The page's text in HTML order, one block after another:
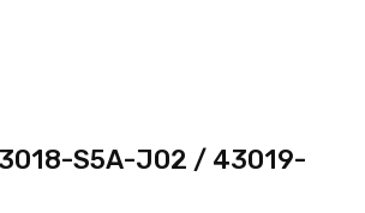
S5A-J02 / 43019-